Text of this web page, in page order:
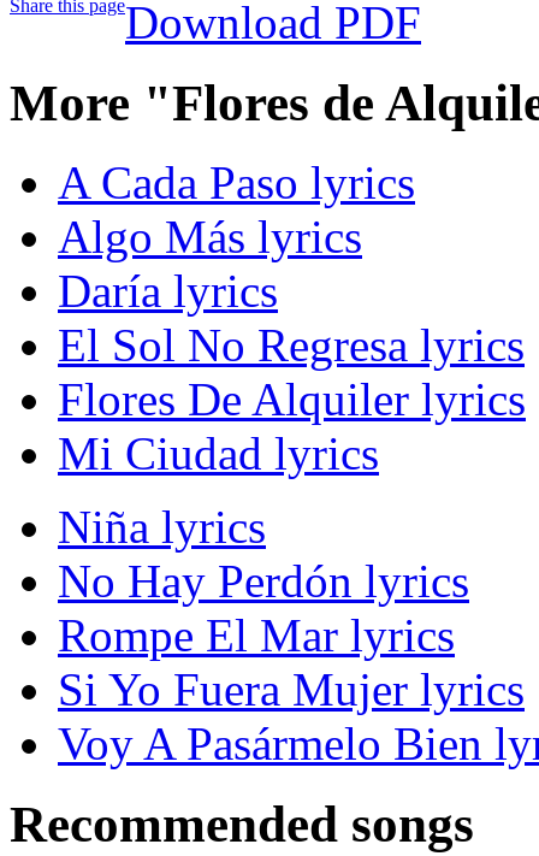
Share this pageDownload PDF
More "Flores de
A Cada Paso lyrics
Algo Más lyrics
Daría lyrics
El Sol No Regresa lyrics
Flores De Alquiler lyrics
Mi Ciudad lyrics
Niña lyrics
No Hay Perdón lyrics
Rompe El Mar lyrics
Si Yo Fuera Mujer lyrics
Voy A Pasármelo Bien
Recommended songs